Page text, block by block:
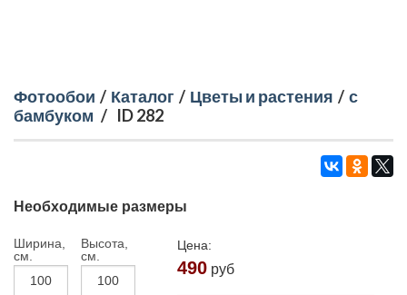
Фотообои / Каталог / Цветы и растения / с
бамбуком / ID 282
Необходимые размеры
Ширина,
см.
Высота,
см.
Цена:
490 руб